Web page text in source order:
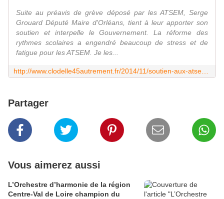
Suite au préavis de grève déposé par les ATSEM, Serge
Grouard Député Maire d'Orléans, tient à leur apporter son
soutien et interpelle le Gouvernement. La réforme des
rythmes scolaires a engendré beaucoup de stress et de
fatigue pour les ATSEM. Je les...
Partager
Vous aimerez aussi
L’Orchestre d’harmonie de la région
Centre-Val de Loire champion du